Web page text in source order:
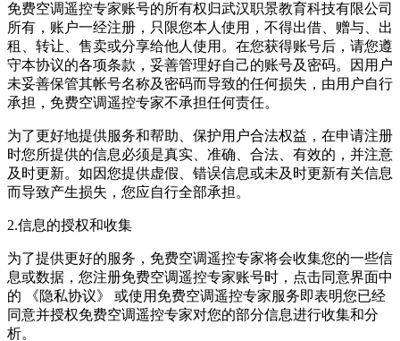
免费空调遥控专家账号的所有权归武汉职景教育科技有限公司
所有，账户一经注册，只限您本人使用，不得出借、赠与、出
租、转让、售卖或分享给他人使用。在您获得账号后，请您遵
守本协议的各项条款，妥善管理好自己的账号及密码。因用户
未妥善保管其帐号名称及密码而导致的任何损失，由用户自行
承担，免费空调遥控专家不承担任何责任。
为了更好地提供服务和帮助、保护用户合法权益，在申请注册
时您所提供的信息必须是真实、准确、合法、有效的，并注意
及时更新。如因您提供虚假、错误信息或未及时更新有关信息
而导致产生损失，您应自行全部承担。
2.信息的授权和收集
为了提供更好的服务，免费空调遥控专家将会收集您的一些信
息或数据，您注册免费空调遥控专家账号时，点击同意界面中
的 《隐私协议》 或使用免费空调遥控专家服务即表明您已经
同意并授权免费空调遥控专家对您的部分信息进行收集和分
析。